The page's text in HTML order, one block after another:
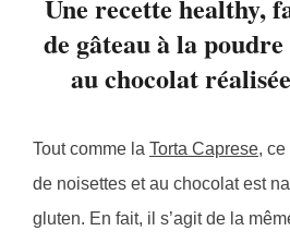
Une recette healthy,
de gâteau à la
au chocolat
Tout comme la Torta Caprese,
de noisettes et au chocolat est
gluten. En fait, il s’agit de la